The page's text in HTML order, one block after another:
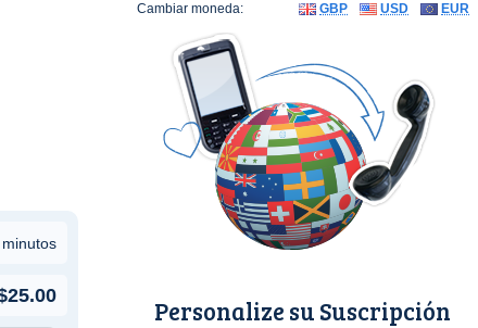
Cambiar moneda: GBP USD EUR
minutos
Personalize su Suscripción